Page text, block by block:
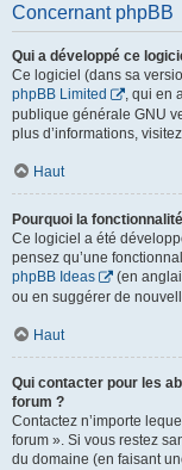
Concernant phpBB
Qui a développé ce
Ce logiciel (dans sa
phpBB Limited
, qui en
publique générale GNU
plus d’informations,
Haut
Pourquoi la
Ce logiciel a été
pensez qu’une
phpBB Ideas
(en
ou en suggérer de
Haut
Qui contacter pour les
forum ?
Contactez n’importe
forum ». Si vous restez
du domaine (en faisant